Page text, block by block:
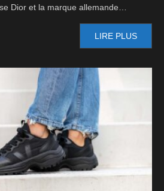
Dior et la marque allemande…
LIRE PLUS